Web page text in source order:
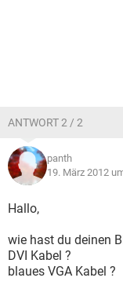
ANTWORT 2 / 2
panth
19. März 2012
Hallo,
wie hast du deinen
DVI Kabel ?
blaues VGA Kabel ?